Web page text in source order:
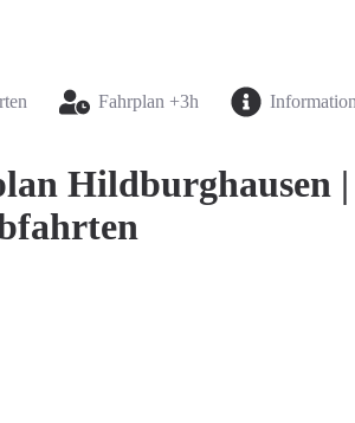
Fahrplan +3h
Hildburghausen |